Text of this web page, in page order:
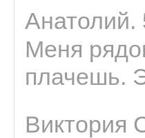
Анатолий.
Меня
плачешь.
Виктория